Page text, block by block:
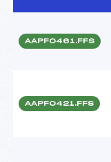
AAPF0461.FFS
AAPF0421.FFS